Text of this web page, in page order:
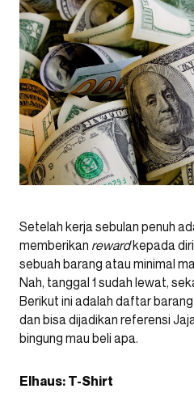
Setelah kerja sebulan penuh
memberikan rewardkepada
sebuah barang atau minimal
Nah, tanggal 1 sudah lewat,
Berikut ini adalah daftar
dan bisa dijadikan referensi
bingung mau beli apa.
Elhaus: T-Shirt